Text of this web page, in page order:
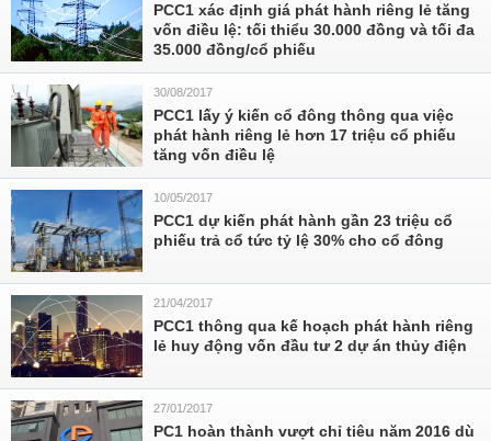
PCC1 xác định giá phát hành riêng lẻ tăng
vốn điều lệ: tối thiểu 30.000 đồng và tối đa
35.000 đồng/cổ phiếu
30/08/2017
PCC1 lấy ý kiến cổ đông thông qua việc
phát hành riêng lẻ hơn 17 triệu cổ phiếu
tăng vốn điều lệ
10/05/2017
PCC1 dự kiến phát hành gần 23 triệu cổ
phiếu trả cổ tức tỷ lệ 30% cho cổ đông
21/04/2017
PCC1 thông qua kế hoạch phát hành riêng
lẻ huy động vốn đầu tư 2 dự án thủy điện
27/01/2017
PC1 hoàn thành vượt chỉ tiêu năm 2016 dù